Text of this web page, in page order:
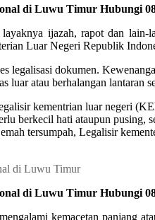
di Luwu Timur Hubungi
ijazah, rapot dan
Luar Negeri Republik
dokumen.
luar atau berhalangan lantaran
kementrian luar negeri
berkecil hati ataupun
tersumpah, Legalisir
di Luwu Timur Hubungi
kemacetan panjang